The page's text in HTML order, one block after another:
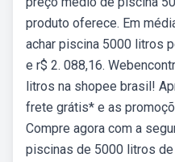
produto oferece. Em
achar piscina 5000 litros
e r$ 2. 088,16.
litros na shopee brasil!
frete grátis* e as
Compre agora com a
piscinas de 5000 litros